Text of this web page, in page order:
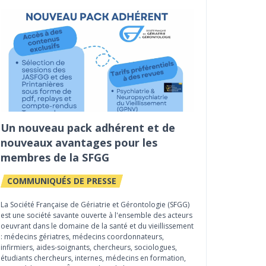
Un nouveau pack adhérent et de
nouveaux avantages pour les
membres de la SFGG
COMMUNIQUÉS DE PRESSE
La Société Française de Gériatrie et Gérontologie (SFGG)
est une société savante ouverte à l'ensemble des acteurs
oeuvrant dans le domaine de la santé et du vieillissement
: médecins gériatres, médecins coordonnateurs,
infirmiers, aides-soignants, chercheurs, sociologues,
étudiants chercheurs, internes, médecins en formation,